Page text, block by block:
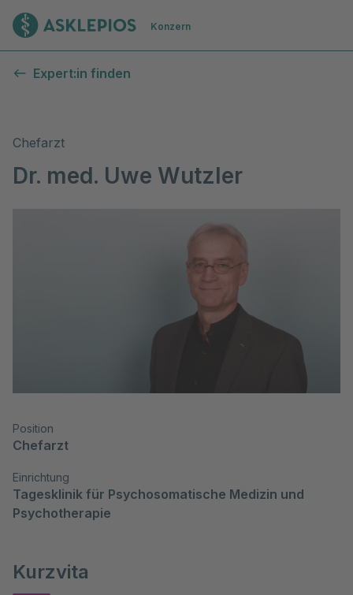
Zur Startseite
Konzern
Expert:in finden
Chefarzt
Dr. med. Uwe Wutzler
Position
Chefarzt
Einrichtung
Tagesklinik für Psychosomatische Medizin und
Psychotherapie
Kurzvita